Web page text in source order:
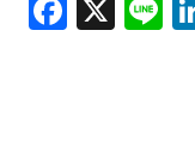
X